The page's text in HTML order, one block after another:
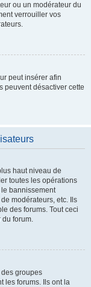
ou un modérateur du
verrouiller vos
peut insérer afin
peuvent désactiver cette
haut niveau de
toutes les opérations
bannissement
modérateurs, etc. Ils
des forums. Tout ceci
du forum.
groupes
les forums. Ils ont la